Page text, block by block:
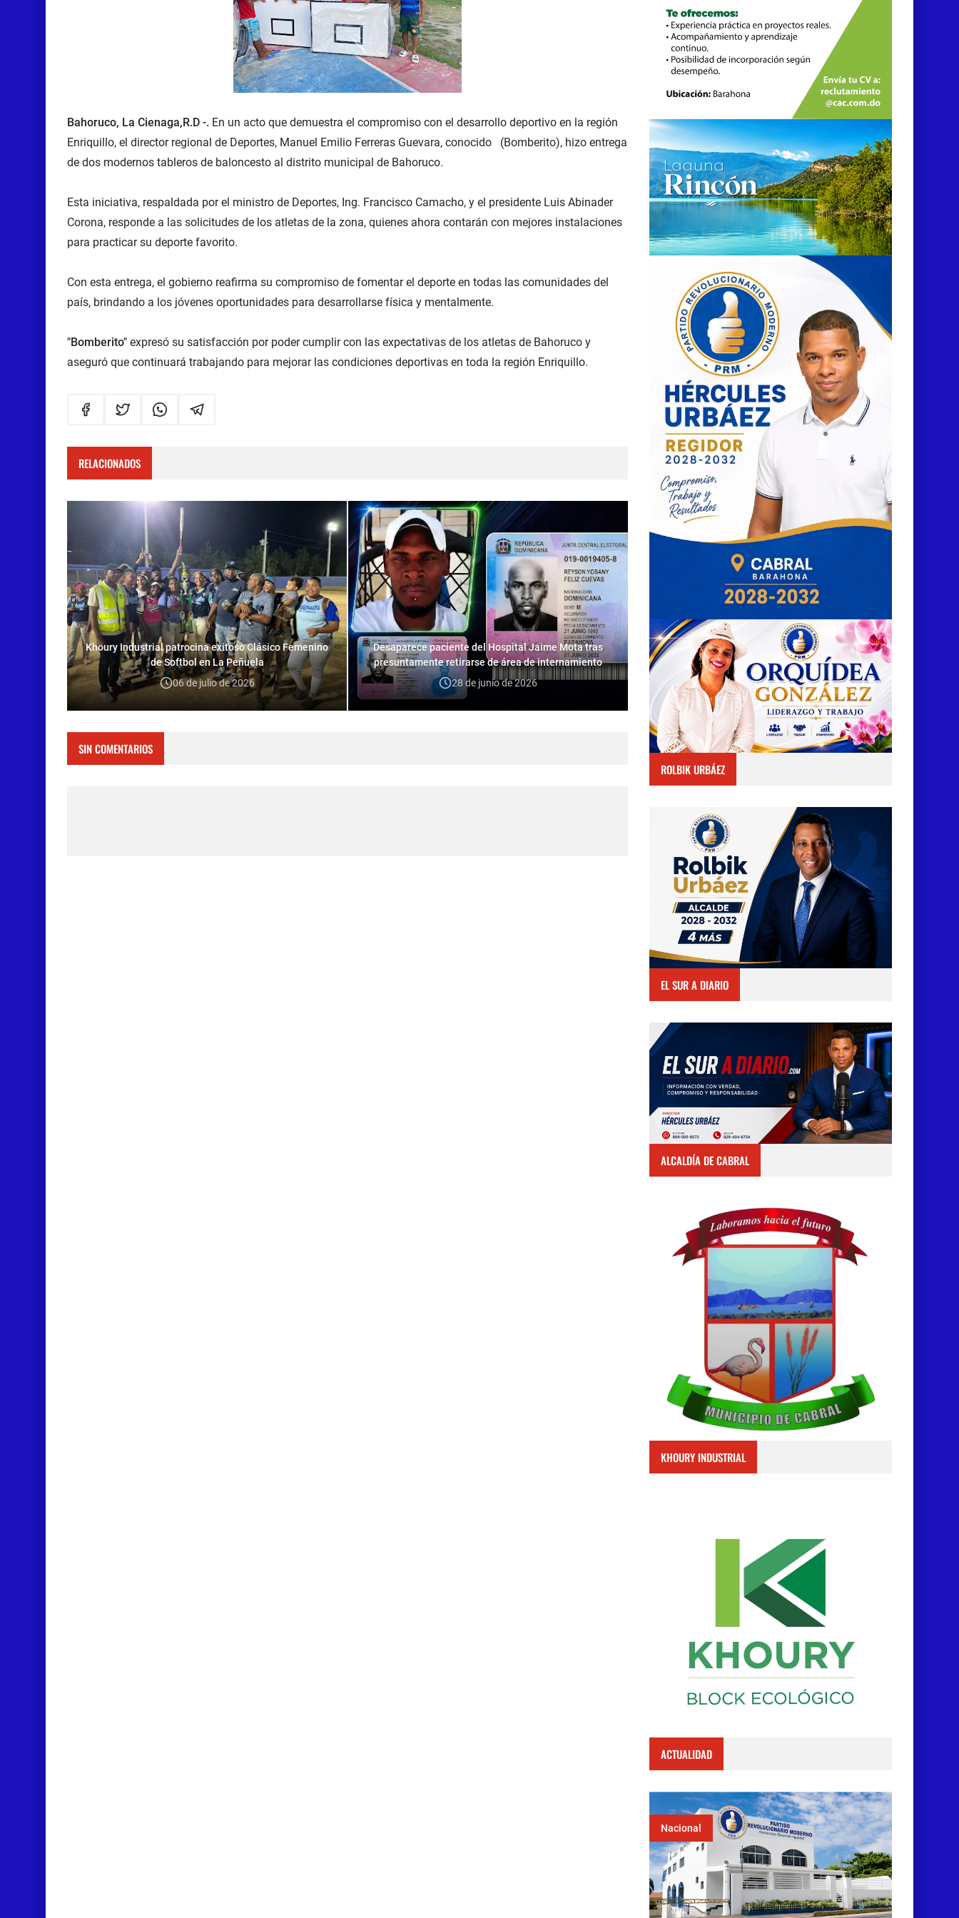
Bahoruco, La Cienaga,R.D -. En un acto que demuestra el compromiso con el desarrollo deportivo en la región
Enriquillo, el director regional de Deportes, Manuel Emilio Ferreras Guevara, conocido (Bomberito), hizo entrega
de dos modernos tableros de baloncesto al distrito municipal de Bahoruco.
Esta iniciativa, respaldada por el ministro de Deportes, Ing. Francisco Camacho, y el presidente Luis Abinader
Corona, responde a las solicitudes de los atletas de la zona, quienes ahora contarán con mejores instalaciones
para practicar su deporte favorito.
Con esta entrega, el gobierno reafirma su compromiso de fomentar el deporte en todas las comunidades del
país, brindando a los jóvenes oportunidades para desarrollarse física y mentalmente.
"Bomberito" expresó su satisfacción por poder cumplir con las expectativas de los atletas de Bahoruco y
aseguró que continuará trabajando para mejorar las condiciones deportivas en toda la región Enriquillo.
RELACIONADOS
Khoury Industrial patrocina exitoso Clásico Femenino
de Softbol en La Peñuela
06 de julio de 2026
Desaparece paciente del Hospital Jaime Mota tras
presuntamente retirarse de área de internamiento
28 de junio de 2026
SIN COMENTARIOS
ROLBIK URBÁEZ
EL SUR A DIARIO
ALCALDÍA DE CABRAL
KHOURY INDUSTRIAL
ACTUALIDAD
Nacional